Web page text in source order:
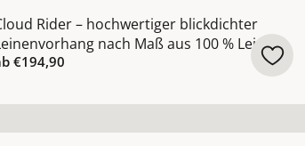
Rider – hochwertiger blickdichter
nach Maß aus 100 % Leinen
€194,90